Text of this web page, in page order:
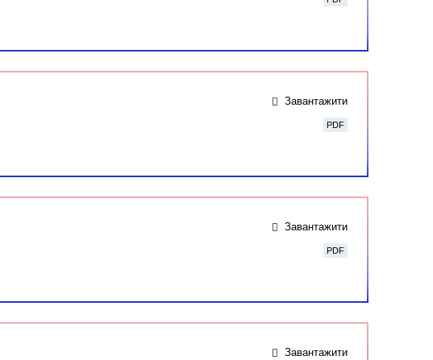
Завантажити
PDF
Завантажити
PDF
Завантажити